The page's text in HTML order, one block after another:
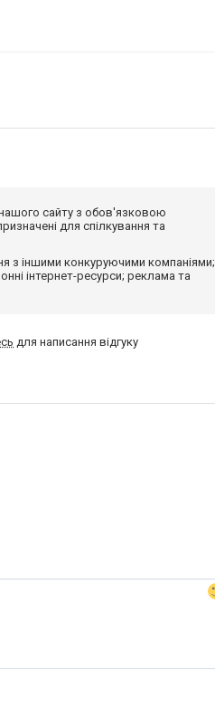
сайту з обов'язковою
для спілкування та
з іншими конкуруючими компаніями;
інтернет-ресурси; реклама та
для написання відгуку